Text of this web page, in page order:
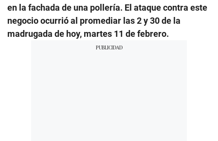
en la fachada de una pollería. El ataque contra este
negocio ocurrió al promediar las 2 y 30 de la
madrugada de hoy, martes 11 de febrero.